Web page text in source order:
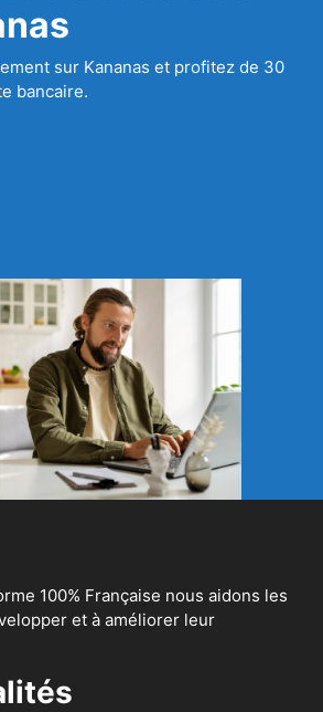
sur Kananas et profitez de 30
bancaire.
100% Française nous aidons les
et à améliorer leur